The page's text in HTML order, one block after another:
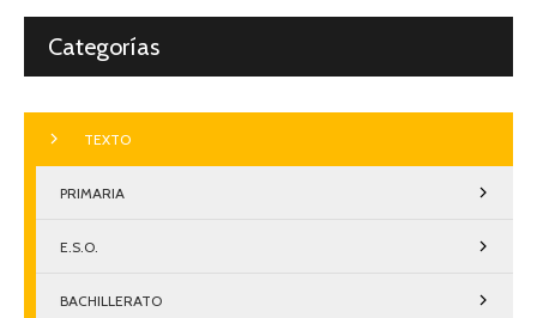
Categorías
TEXTO
PRIMARIA
E.S.O.
BACHILLERATO